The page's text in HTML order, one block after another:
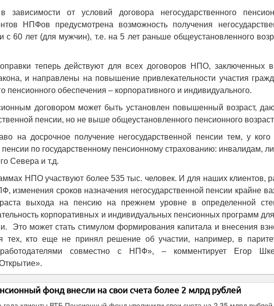
зависимости от условий договора негосударственного
НПФов предусмотрена возможность получения
60 лет (для мужчин), т.е. на 5 лет раньше общеустановленного
теперь действуют для всех договоров НПО, заключенных
и направлены на повышение привлекательности участия
пенсионного обеспечения – корпоративного и индивидуального.
договором может быть установлен повышенный возраст,
пенсии, но не выше общеустановленного пенсионного
на досрочное получение негосударственной пенсии тем, у кого
по государственному пенсионному страхованию: инвалидам,
Севера и т.д.
НПО участвуют более 535 тыс. человек. И для наших клиентов,
изменения сроков назначения негосударственной пенсии крайне
выхода на пенсию на прежнем уровне в определенной
корпоративных и индивидуальных пенсионных программ
Это может стать стимулом формирования капитала и внесения
кто еще не принял решение об участии, например, в
совместно с НПФ», – комментирует Егор
фонд внесли на свои счета более 2 млрд рублей